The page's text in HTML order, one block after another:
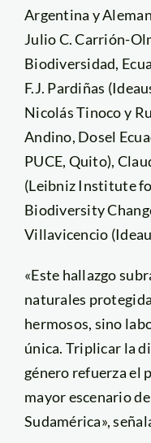
Argentina y
Julio C. Carrión-
Biodiversidad,
F.J. Pardiñas
Nicolás Tinoco y
Andino, Dosel
PUCE, Quito),
(Leibniz Institute
Biodiversity
Villavicencio
«Este hallazgo
naturales
hermosos, sino
única. Triplicar la
género refuerza el
mayor escenario
Sudamérica»,